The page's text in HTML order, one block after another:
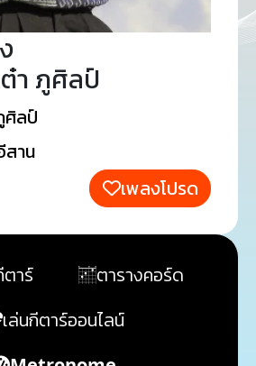
า ภูศิลป์
ศิลป์
สาน
เพลงโปรด
าร์
ตารางคอร์ด
เล่นกีตาร์ออนไลน์